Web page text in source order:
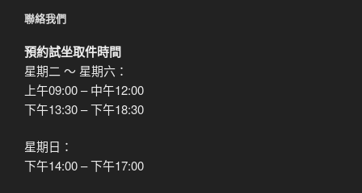
聯絡我們
預約試坐取件時間
星期二 ～ 星期六：
上午09:00 – 中午12:00
下午13:30 – 下午18:30
星期日：
下午14:00 – 下午17:00